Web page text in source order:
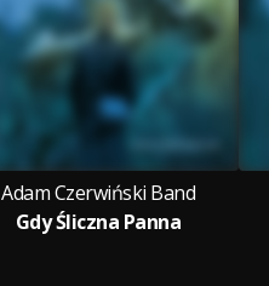
Adam Czerwiński Band
Gdy Śliczna Panna